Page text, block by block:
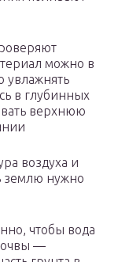
можно в
увлажнять
в глубинных
верхнюю
воздуха и
землю нужно
чтобы вода
—